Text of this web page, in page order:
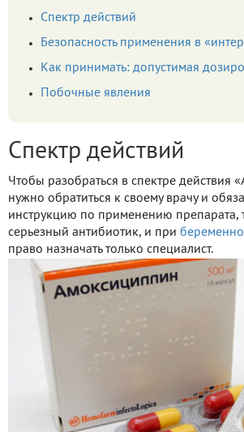
Спектр действий
Безопасность применения в
Как принимать: допустимая
Побочные явления
Спектр действий
Чтобы разобраться в спектре действия
нужно обратиться к своему врачу и
инструкцию по применению препарата,
серьезный антибиотик, и при
право назначать только специалист.